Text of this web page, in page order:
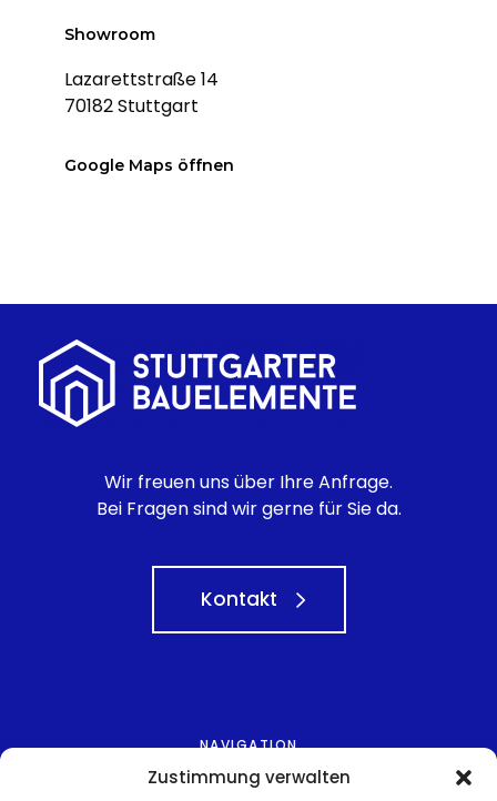
Zustimmung verwalten
Showroom
Lazarettstraße 14
70182 Stuttgart
Google Maps öffnen
Wir freuen uns über Ihre Anfrage.
Bei Fragen sind wir gerne für Sie da.
Kontakt
NAVIGATION
Home